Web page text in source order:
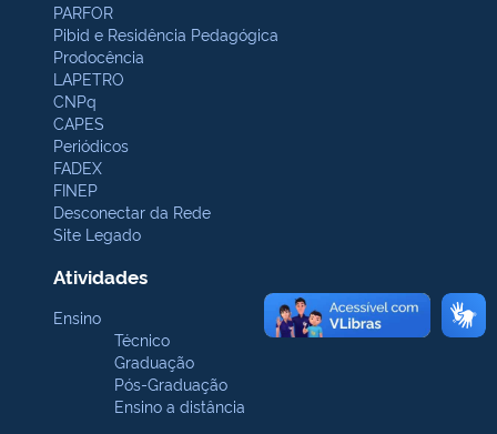
PARFOR
Pibid e Residência Pedagógica
Prodocência
LAPETRO
CNPq
CAPES
Periódicos
FADEX
FINEP
Desconectar da Rede
Site Legado
Atividades
Ensino
Técnico
Graduação
Pós-Graduação
Ensino a distância